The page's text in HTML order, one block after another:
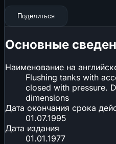
Поделиться
Основные
Наименование на
Flushing tanks with
closed with pressure.
dimensions
Дата окончания срока
01.07.1995
Дата издания
01.01.1977